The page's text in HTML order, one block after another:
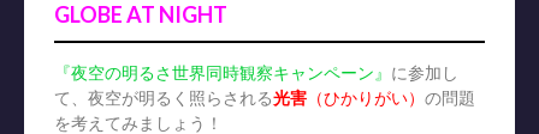
GLOBE AT NIGHT
『夜空の明るさ世界同時観察キャンペーン』 に参加し
て、夜空が明るく照らされる光害 （ひかりがい） の問題
を考えてみましょう！